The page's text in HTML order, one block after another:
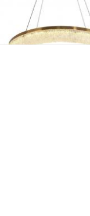
36 575 руб.
34 014 руб.